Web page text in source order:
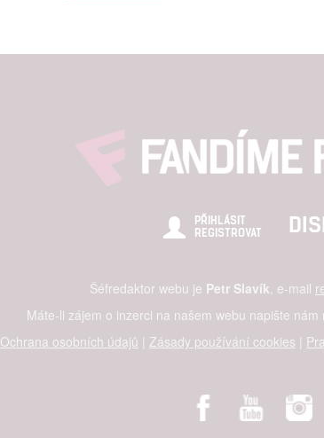
PŘIHLÁSIT
REGISTROVAT
Šéfredaktor webu je Petr Slavík, e-mail
Máte-li zájem o inzerci na našem webu napište nám
Ochrana osobních údajů | Zásady používání cookies |